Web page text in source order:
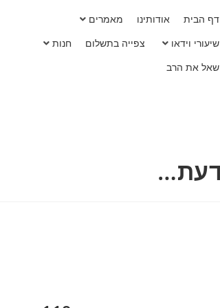
דף הבית אודותינו
מאמרים
שיעורי וידאו
צפייה בתשלום
חנות
שאל את הרב